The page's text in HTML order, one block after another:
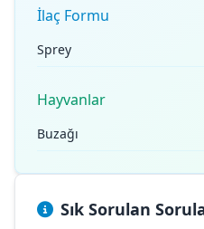
İlaç Formu
Sprey
Hayvanlar
Buzağı
Sık Sorulan